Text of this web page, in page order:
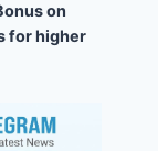
on
for higher